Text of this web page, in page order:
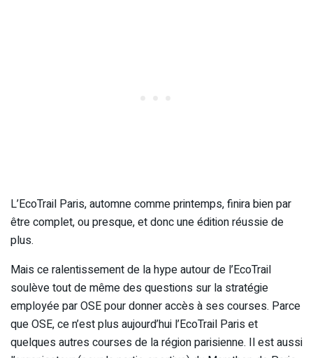
L’EcoTrail Paris, automne comme printemps, finira bien par
être complet, ou presque, et donc une édition réussie de
plus.
Mais ce ralentissement de la hype autour de l’EcoTrail
soulève tout de même des questions sur la stratégie
employée par OSE pour donner accès à ses courses. Parce
que OSE, ce n’est plus aujourd’hui l’EcoTrail Paris et
quelques autres courses de la région parisienne. Il est aussi